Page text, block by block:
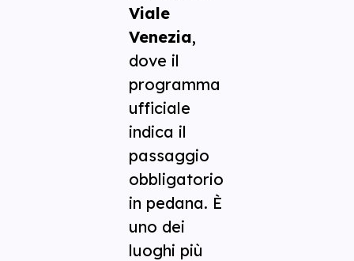
Viale
Venezia,
dove il
programma
ufficiale
indica il
passaggio
obbligatorio
in pedana. È
uno dei
luoghi più